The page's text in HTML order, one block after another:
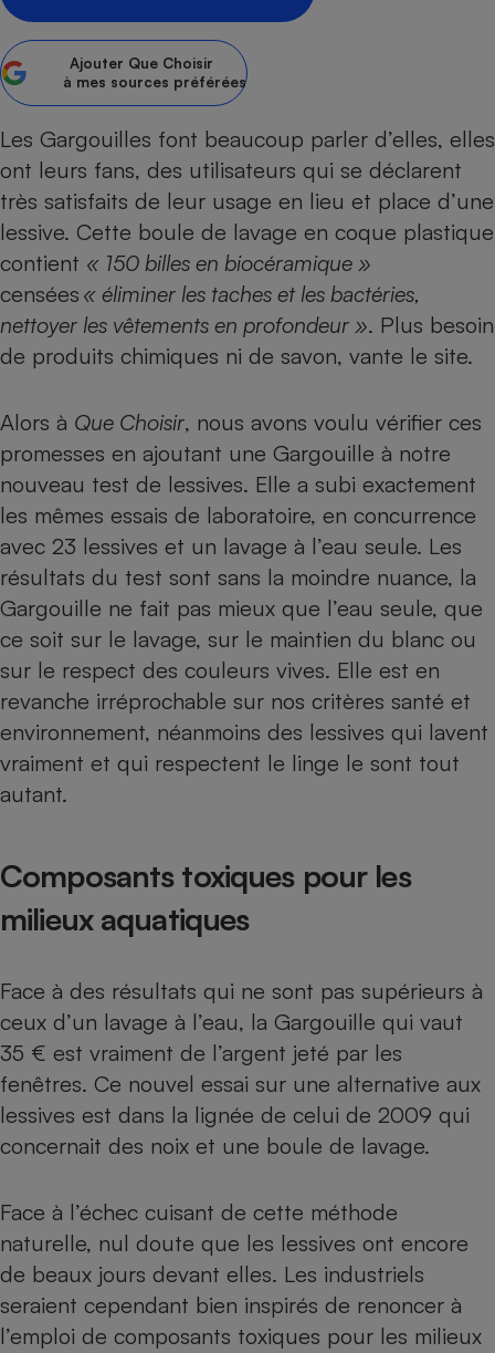
Ajouter Que Choisir
à mes sources préférées
Les Gargouilles font beaucoup parler d’elles, elles
ont leurs fans, des utilisateurs qui se déclarent
très satisfaits de leur usage en lieu et place d’une
lessive. Cette boule de lavage en coque plastique
contient « 150 billes en biocéramique »
censées « éliminer les taches et les bactéries,
nettoyer les vêtements en profondeur ». Plus besoin
de produits chimiques ni de savon, vante le site.
Alors à Que Choisir, nous avons voulu vérifier ces
promesses en ajoutant une Gargouille à notre
nouveau test de lessives. Elle a subi exactement
les mêmes essais de laboratoire, en concurrence
avec 23 lessives et un lavage à l’eau seule. Les
résultats du test sont sans la moindre nuance, la
Gargouille ne fait pas mieux que l’eau seule, que
ce soit sur le lavage, sur le maintien du blanc ou
sur le respect des couleurs vives. Elle est en
revanche irréprochable sur nos critères santé et
environnement, néanmoins des lessives qui lavent
vraiment et qui respectent le linge le sont tout
autant.
Composants toxiques pour les
milieux aquatiques
Face à des résultats qui ne sont pas supérieurs à
ceux d’un lavage à l’eau, la Gargouille qui vaut
35 € est vraiment de l’argent jeté par les
fenêtres. Ce nouvel essai sur une alternative aux
lessives est dans la lignée de celui de 2009 qui
concernait des noix et une boule de lavage.
Face à l’échec cuisant de cette méthode
naturelle, nul doute que les lessives ont encore
de beaux jours devant elles. Les industriels
seraient cependant bien inspirés de renoncer à
l’emploi de composants toxiques pour les milieux
bouteille
Lave-linge
Plaque de cuisson à
induction
Cafetière à expressos
Robot ménager
Téléviseur
Téléphone mobile -
Smartphone
Antivirus
Matelas
Radiateur électrique
Climatiseur -
Ventilateur
Antimoustique